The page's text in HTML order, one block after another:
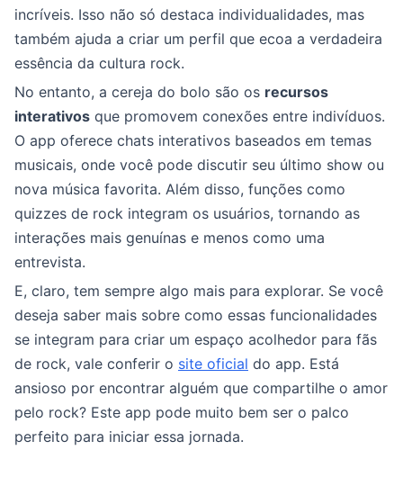
incríveis. Isso não só destaca individualidades, mas
também ajuda a criar um perfil que ecoa a verdadeira
essência da cultura rock.
No entanto, a cereja do bolo são os recursos
interativos que promovem conexões entre indivíduos.
O app oferece chats interativos baseados em temas
musicais, onde você pode discutir seu último show ou
nova música favorita. Além disso, funções como
quizzes de rock integram os usuários, tornando as
interações mais genuínas e menos como uma
entrevista.
E, claro, tem sempre algo mais para explorar. Se você
deseja saber mais sobre como essas funcionalidades
se integram para criar um espaço acolhedor para fãs
de rock, vale conferir o site oficial do app. Está
ansioso por encontrar alguém que compartilhe o amor
pelo rock? Este app pode muito bem ser o palco
perfeito para iniciar essa jornada.